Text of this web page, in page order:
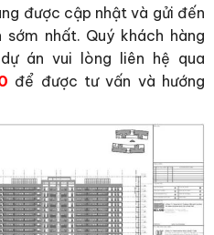
được cập nhật và gửi đến
nhất. Quý khách hàng
án vui lòng liên hệ qua
để được tư vấn và hướng